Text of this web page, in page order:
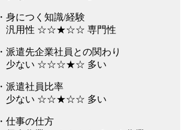
・身につく知識/経験
汎用性 ☆☆★☆☆ 専門性
・派遣先企業社員との関わり
少ない ☆☆☆★☆ 多い
・派遣社員比率
少ない ☆☆★☆☆ 多い
・仕事の仕方